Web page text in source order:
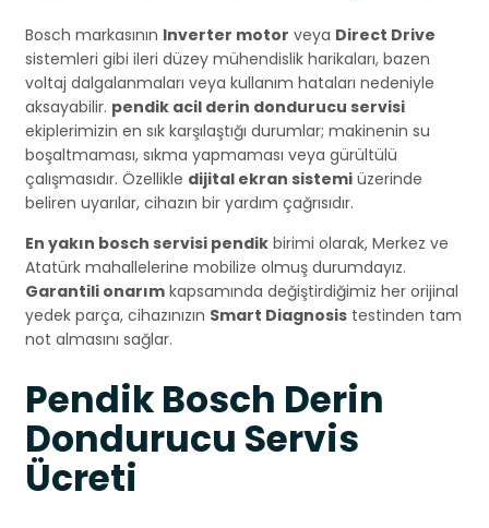
Bosch markasının Inverter motor veya Direct Drive
sistemleri gibi ileri düzey mühendislik harikaları, bazen
voltaj dalgalanmaları veya kullanım hataları nedeniyle
aksayabilir. pendik acil derin dondurucu servisi
ekiplerimizin en sık karşılaştığı durumlar; makinenin su
boşaltmaması, sıkma yapmaması veya gürültülü
çalışmasıdır. Özellikle dijital ekran sistemi üzerinde
beliren uyarılar, cihazın bir yardım çağrısıdır.
En yakın bosch servisi pendik birimi olarak, Merkez ve
Atatürk mahallelerine mobilize olmuş durumdayız.
Garantili onarım kapsamında değiştirdiğimiz her orijinal
yedek parça, cihazınızın Smart Diagnosis testinden tam
not almasını sağlar.
Pendik Bosch Derin
Dondurucu Servis
Ücreti